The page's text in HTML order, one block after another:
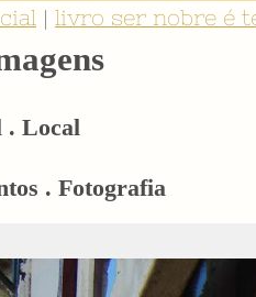
| livro ser nobre é
. Local
. Fotografia